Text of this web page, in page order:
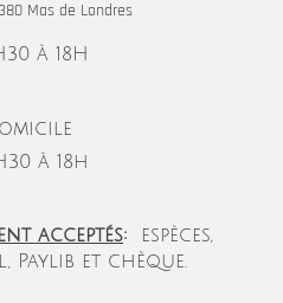
Mas de Londres
à 18H
à 18h
acceptés: espèces,
Paylib et chèque.